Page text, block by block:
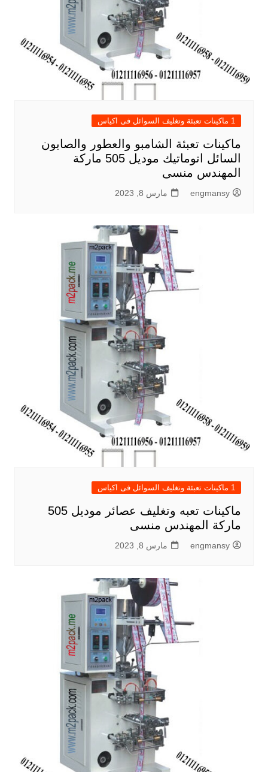
1 ماكينات تعبئة وتغليف السوائل فى اكياس
ماكينات تعبئة الشامبو والعطور والصابون
السائل اتوماتيك موديل 505 ماركة
المهندس منسى
engmansy مارس 8, 2023
1 ماكينات تعبئة وتغليف السوائل فى اكياس
ماكينات تعبه وتغليف عصائر موديل 505
ماركة المهندس منسى
engmansy مارس 8, 2023